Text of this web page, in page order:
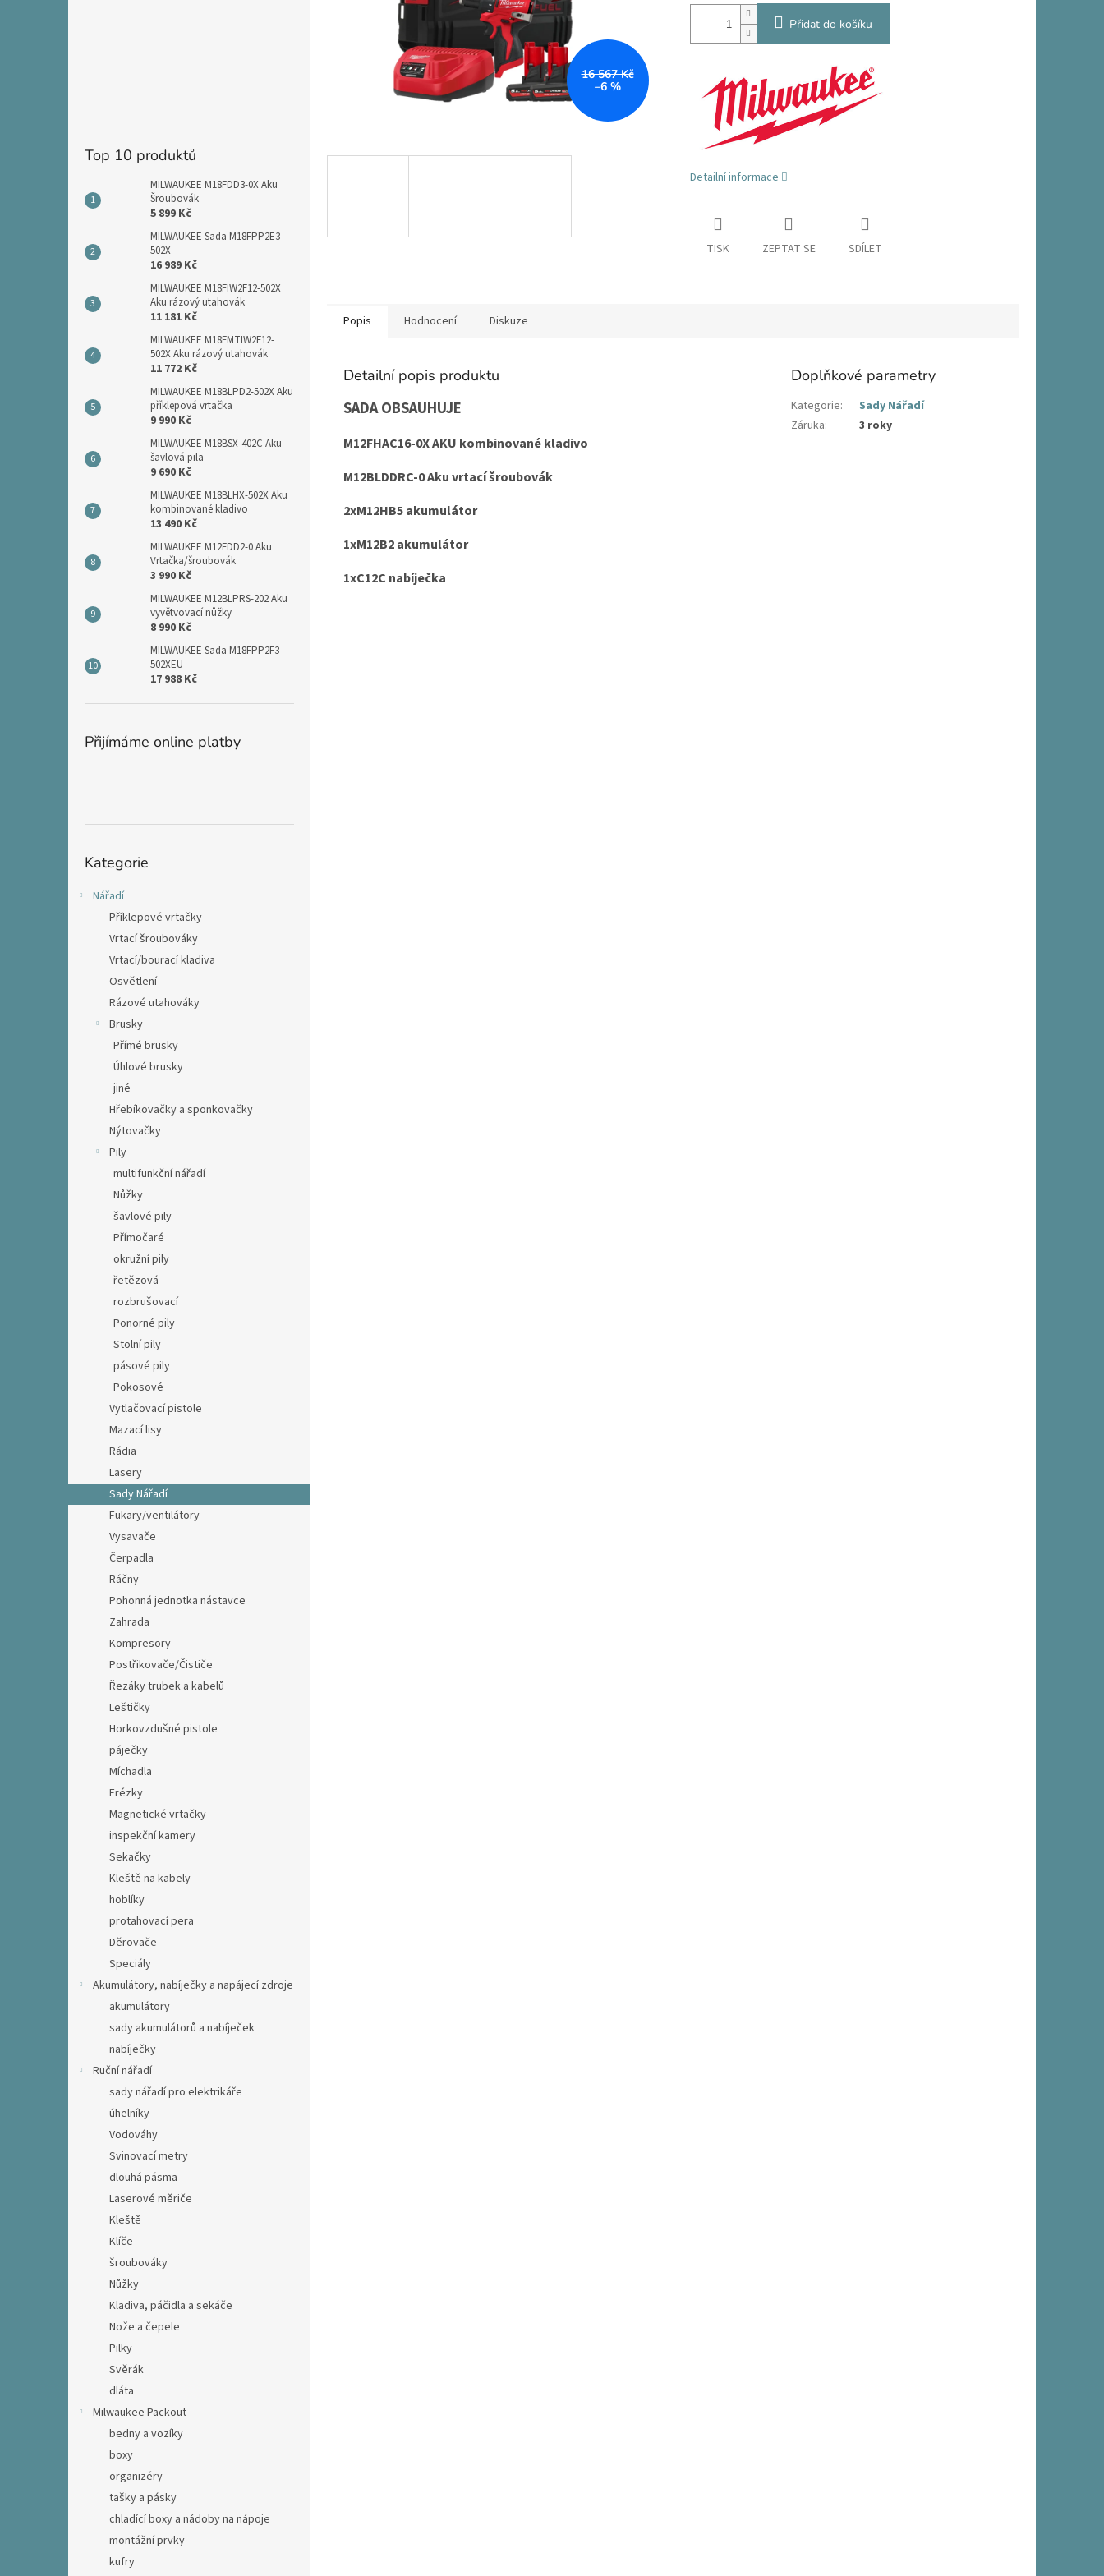
Top 10 produktů
MILWAUKEE M18FDD3-0X Aku
Šroubovák
5 899 Kč
MILWAUKEE Sada M18FPP2E3-
502X
16 989 Kč
MILWAUKEE M18FIW2F12-502X
Aku rázový utahovák
11 181 Kč
MILWAUKEE M18FMTIW2F12-
502X Aku rázový utahovák
11 772 Kč
MILWAUKEE M18BLPD2-502X Aku
příklepová vrtačka
9 990 Kč
MILWAUKEE M18BSX-402C Aku
šavlová pila
9 690 Kč
MILWAUKEE M18BLHX-502X Aku
kombinované kladivo
13 490 Kč
MILWAUKEE M12FDD2-0 Aku
Vrtačka/šroubovák
3 990 Kč
MILWAUKEE M12BLPRS-202 Aku
vyvětvovací nůžky
8 990 Kč
MILWAUKEE Sada M18FPP2F3-
502XEU
17 988 Kč
Přijímáme online platby
kategorie
Kategorie
Nářadí
Příklepové vrtačky
Vrtací šroubováky
Vrtací/bourací kladiva
Osvětlení
Rázové utahováky
Brusky
Přímé brusky
Úhlové brusky
jiné
Hřebíkovačky a sponkovačky
Nýtovačky
Pily
multifunkční nářadí
Nůžky
šavlové pily
Přímočaré
okružní pily
řetězová
rozbrušovací
Ponorné pily
Stolní pily
pásové pily
Pokosové
Vytlačovací pistole
Mazací lisy
Rádia
Lasery
Sady Nářadí
Fukary/ventilátory
Vysavače
Čerpadla
Ráčny
Pohonná jednotka nástavce
Zahrada
Kompresory
Postřikovače/Čističe
Řezáky trubek a kabelů
Leštičky
Horkovzdušné pistole
páječky
Míchadla
Frézky
Magnetické vrtačky
inspekční kamery
Sekačky
Kleště na kabely
hoblíky
protahovací pera
Děrovače
Speciály
Akumulátory, nabíječky a napájecí zdroje
akumulátory
sady akumulátorů a nabíječek
nabíječky
Ruční nářadí
sady nářadí pro elektrikáře
úhelníky
Vodováhy
Svinovací metry
dlouhá pásma
Laserové měriče
Kleště
Klíče
šroubováky
Nůžky
Kladiva, páčidla a sekáče
Nože a čepele
Pilky
Svěrák
dláta
Milwaukee Packout
bedny a vozíky
boxy
organizéry
tašky a pásky
chladící boxy a nádoby na nápoje
montážní prvky
kufry
16 567 Kč
–6 %
Přidat do košíku
Detailní informace
TISK ZEPTAT SE SDÍLET
Popis Hodnocení Diskuze
Detailní popis produktu
SADA OBSAUHUJE
M12FHAC16-0X AKU kombinované kladivo
M12BLDDRC-0 Aku vrtací šroubovák
2xM12HB5 akumulátor
1xM12B2 akumulátor
1xC12C nabíječka
Doplňkové parametry
Kategorie:
Sady Nářadí
Záruka: 3 roky